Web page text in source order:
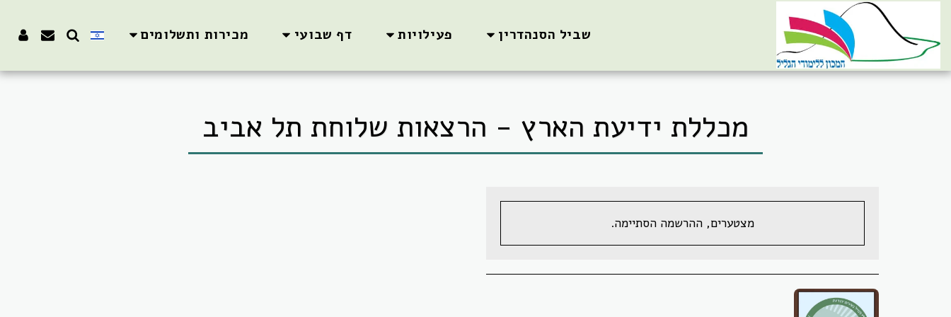
שביל הסנהדרין פעילויות דף שבועי מכירות ותשלומים
מכללת ידיעת הארץ - הרצאות שלוחת תל אביב
מצטערים, ההרשמה הסתיימה.